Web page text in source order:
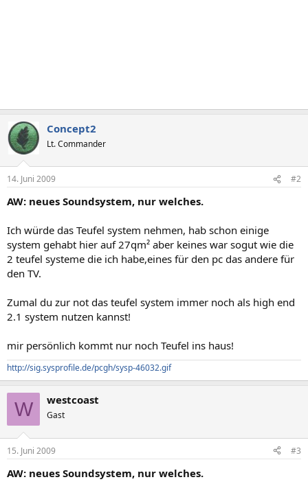
Concept2
Lt. Commander
14. Juni 2009 #2
AW: neues Soundsystem, nur welches.
Ich würde das Teufel system nehmen, hab schon einige
system gehabt hier auf 27qm² aber keines war sogut wie die
2 teufel systeme die ich habe,eines für den pc das andere für
den TV.
Zumal du zur not das teufel system immer noch als high end
2.1 system nutzen kannst!
mir persönlich kommt nur noch Teufel ins haus!
http://sig.sysprofile.de/pcgh/sysp-46032.gif
W westcoast
Gast
15. Juni 2009 #3
AW: neues Soundsystem, nur welches.